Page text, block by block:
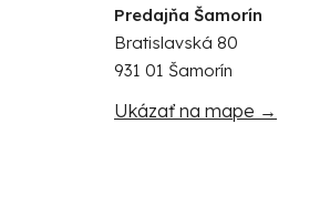
Predajňa Šamorín
Bratislavská 80
931 01 Šamorín
Ukázať na mape →